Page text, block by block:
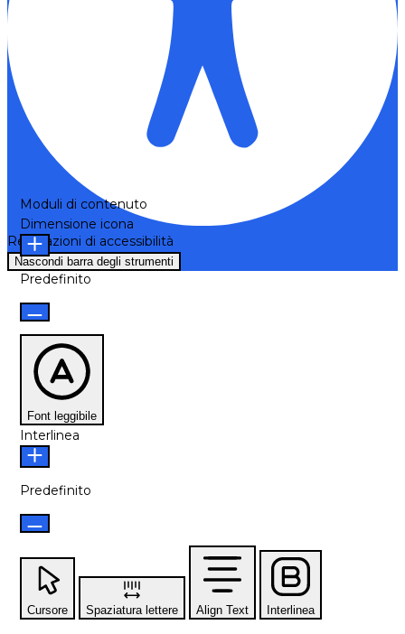
Regolazioni di accessibilità
Nascondi barra degli strumenti
Moduli di contenuto
Dimensione icona
Predefinito
Font leggibile
Interlinea
Predefinito
Cursore Spaziatura lettere Align Text Interlinea